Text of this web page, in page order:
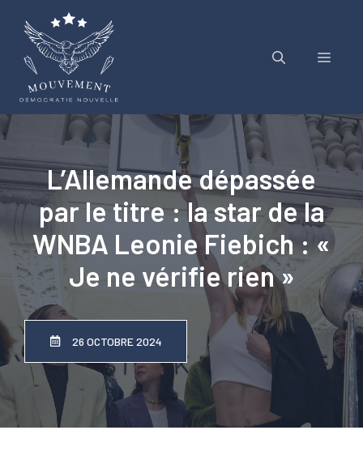
contenu
Menu
L’Allemande dépassée
par le titre : la star de la
WNBA Leonie Fiebich : «
Je ne vérifie rien »
26 OCTOBRE 2024